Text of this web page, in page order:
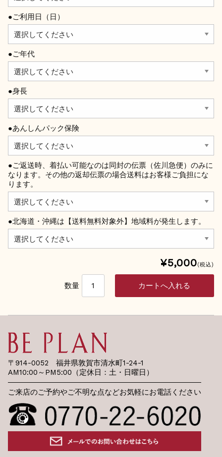
●ご利用日（日）
●ご年代
●身長
●あんしんパック保険
●ご返送時、着払い可能なのは同封の伝票（佐川急便）のみに
なります。その他の返却伝票の場合送料はお客様ご負担にな
ります。
●北海道・沖縄は【送料無料対象外】地域料が発生します。
¥5,000(税込)
数量
〒914-0052 福井県敦賀市清水町1-24-1
AM10:00～PM5:00（定休日：土・日曜日）
ご来店のご予約やご不明な点などお気軽にお電話ください